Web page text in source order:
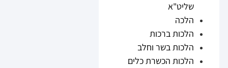
שליט"א
הלכה
הלכות ברכות
הלכות בשר וחלב
הלכות הכשרת כלים